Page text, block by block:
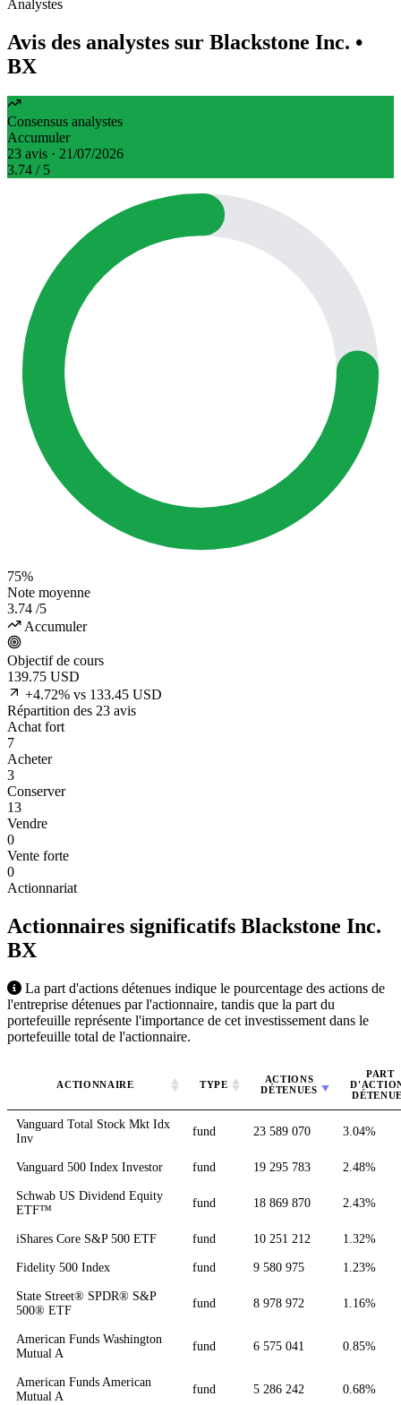
Analystes
Avis des analystes sur Blackstone Inc. •
BX
Consensus analystes
Accumuler
23 avis · 21/07/2026
3.74 / 5
75%
Note moyenne
3.74 /5
Accumuler
Objectif de cours
139.75 USD
+4.72% vs 133.45 USD
Répartition des 23 avis
Achat fort
7
Acheter
3
Conserver
13
Vendre
0
Vente forte
0
Actionnariat
Actionnaires significatifs Blackstone Inc.
BX
La part d'actions détenues indique le pourcentage des actions de
l'entreprise détenues par l'actionnaire, tandis que la part du
portefeuille représente l'importance de cet investissement dans le
portefeuille total de l'actionnaire.
ACTIONNAIRE TYPE
ACTIONS
DÉTENUES
PART
Vanguard Total Stock Mkt Idx
Inv
fund 23 589 070 3.04%
Vanguard 500 Index Investor fund 19 295 783 2.48%
Schwab US Dividend Equity
ETF™
fund 18 869 870 2.43%
iShares Core S&P 500 ETF fund 10 251 212 1.32%
Fidelity 500 Index fund 9 580 975 1.23%
State Street® SPDR® S&P
500® ETF
fund 8 978 972 1.16%
American Funds Washington
Mutual A
fund 6 575 041 0.85%
American Funds American
Mutual A
fund 5 286 242 0.68%